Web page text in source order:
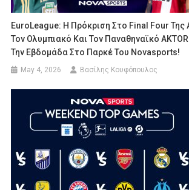
EuroLeague: Η Πρόκριση Στο Final Four Της
Τον Ολυμπιακό Και Τον Παναθηναϊκό
Την Εβδομάδα Στο Παρκέ Του Novasports!
May 4, 2026 Βασίλης Κουφόπουλος